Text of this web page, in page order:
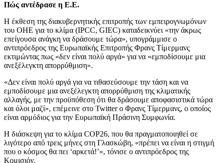
Πώς αντέδρασε η Ε.Ε.
Η έκθεση της διακυβερνητικής επιτροπής των εμπειρογνωμόνων
του ΟΗΕ για το κλίμα (IPCC, GIEC) καταδεικνύει «την άκρως
επείγουσα ανάγκη να δράσουμε τώρα», υπογράμμισε ο
αντιπρόεδρος της Ευρωπαϊκής Επιτροπής Φρανς Τίμερμανς
εκτιμώντας πως «δεν είναι πολύ αργά» για να «εμποδίσουμε μια
ανεξέλεγκτη απορρύθμιση».
«Δεν είναι πολύ αργά για να τιθασεύσουμε την τάση και να
εμποδίσουμε μια ανεξέλεγκτη απορρύθμιση της κλιματικής
αλλαγής, με την προϋπόθεση ότι θα δράσουμε αποφασιστικά τώρα
και όλοι μαζί», επέμεινε στο Twitter ο Φρανς Τίμερμανς, ο οποίος
είναι αρμόδιος για την Ευρωπαϊκή Πράσινη Συμφωνία.
Η διάσκεψη για το κλίμα COP26, που θα πραγματοποιηθεί σε
λιγότερο από τρεις μήνες στη Γλασκώβη, «πρέπει να είναι η στιγμή
που ο κόσμος θα πει ‘αρκετά!’», τόνισε ο αντιπρόεδρος της
Κομισιόν.